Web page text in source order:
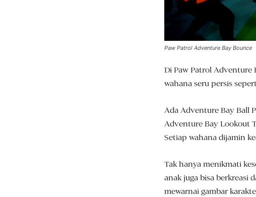
Paw Patrol Adventure Bay Bounce
Di Paw Patrol Adventure
wahana seru persis
Ada Adventure Bay Ball
Adventure Bay Lookout
Setiap wahana dijamin
Tak hanya menikmati
anak juga bisa berkreasi
mewarnai gambar